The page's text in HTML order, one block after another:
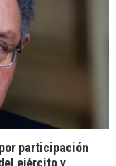
participación
ejército y